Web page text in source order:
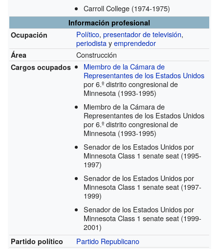
Carroll College (1974-1975)
Información profesional
Ocupación
Político,presentador de televisión,
periodistayemprendedor
Área Construcción
Cargos ocupados
Miembro de la Cámara de
Representantes de los Estados Unidos
por 6.º distrito congresional de
Minnesota (1993-1995)
Miembro de la Cámara de
Representantes de los Estados Unidos
por 6.º distrito congresional de
Minnesota (1993-1995)
Senador de los Estados Unidos por
Minnesota Class 1 senate seat (1995-
1997)
Senador de los Estados Unidos por
Minnesota Class 1 senate seat (1997-
1999)
Senador de los Estados Unidos por
Minnesota Class 1 senate seat (1999-
2001)
Partido político Partido Republicano